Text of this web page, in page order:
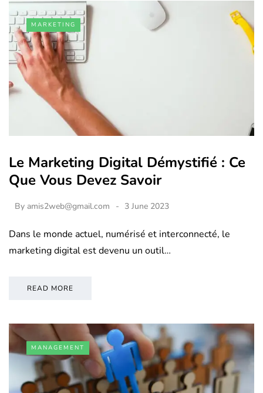
MARKETING
Le Marketing Digital Démystifié : Ce
Que Vous Devez Savoir
By amis2web@gmail.com 3 June 2023
Dans le monde actuel, numérisé et interconnecté, le
marketing digital est devenu un outil…
READ MORE
MANAGEMENT